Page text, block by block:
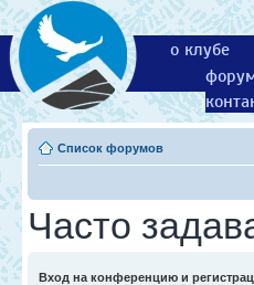
о клубе
Список форумов
Часто
Вход на конференцию и